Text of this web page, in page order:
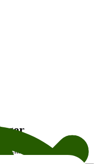
Litteraturhuset?